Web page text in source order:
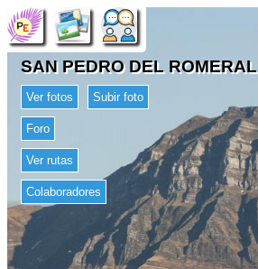
SAN PEDRO DEL
Ver fotos Subir foto
Foro
Ver rutas
Colaboradores